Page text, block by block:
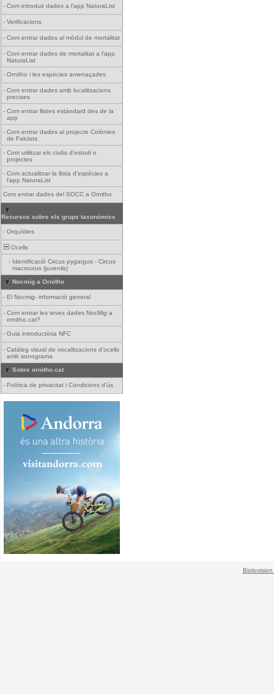
- Com introduir dades a l'app NaturaList
- Verificacions
- Com entrar dades al mòdul de mortalitat
- Com entrar dades de mortalitat a l'app
NaturaList
- Ornitho i les espècies amenaçades
- Com entrar dades amb localitzacions
precises
- Com entrar llistes estàndard des de la
app
- Com entrar dades al projecte Colònies
de Falciots
- Com utilitzar els codis d'estudi o
projectes
- Com actualitzar la llista d'espècies a
l'app NaturaList
Com entrar dades del SOCC a Ornitho
Recursos sobre els grups taxonòmics
- Orquídies
Ocells
- Identificació Circus pygargus - Circus
macrourus (juvenils)
Nocmig a Ornitho
- El Nocmig- informació general
- Com entrar les teves dades NocMig a
ornitho.cat?
- Guia introductòria NFC
- Catàleg visual de vocalitzacions d'ocells
amb sonograma
Sobre ornitho.cat
- Política de privacitat i Condicions d'ús
Biolovision